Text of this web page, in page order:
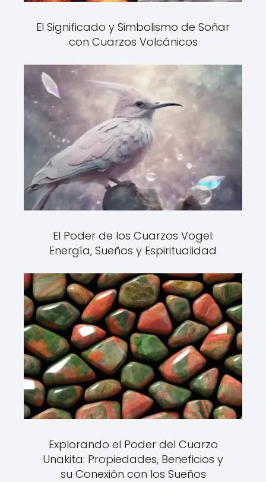
El Significado y Simbolismo de Soñar
con Cuarzos Volcánicos
El Poder de los Cuarzos Vogel:
Energía, Sueños y Espiritualidad
Explorando el Poder del Cuarzo
Unakita: Propiedades, Beneficios y
su Conexión con los Sueños